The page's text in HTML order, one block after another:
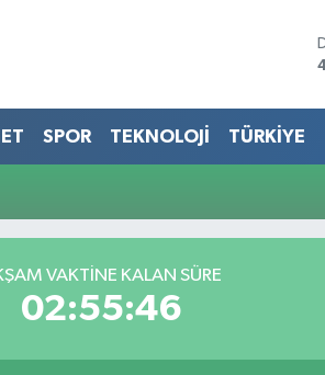
SPOR TEKNOLOJİ TÜRKİYE
VAKTINE KALAN SÜRE
02:55:46